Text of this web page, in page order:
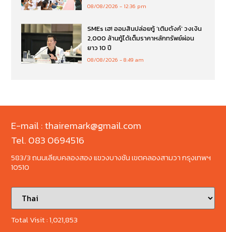
08/08/2026 12:36 pm
SMEs เฮ! ออมสินปล่อยกู้ ‘เติมตังค์’ วงเงิน
2,000 ล้านกู้ได้เต็มราคาหลักทรัพย์ผ่อน
ยาว 10 ปี
08/08/2026 8:49 am
E-mail : thairemark@gmail.com
Tel. 083 0694516
583/3 ถนนเลียบคลองสอง แขวงบางชัน เขตคลองสามวา กรุงเทพฯ
10510
Total Visit :1,021,853